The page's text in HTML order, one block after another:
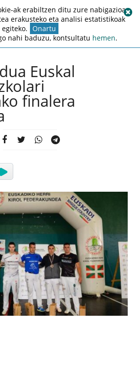
Euskal
finalera
ak erabiltzen ditu zure nabigazioa
erakusteko eta analisi estatistikoak
egiteko. Onartu
nahi baduzu, kontsultatu hemen.